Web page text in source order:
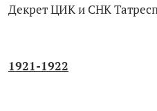
Декрет ЦИК и СНК
1921-1922